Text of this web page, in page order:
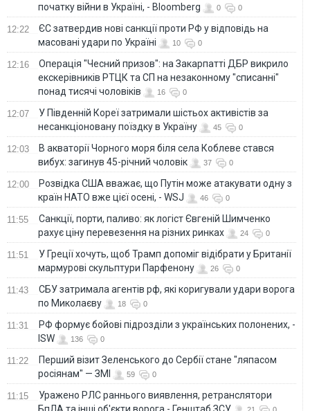
початку війни в Україні, - Bloomberg
0 0
12:22
ЄС затвердив нові санкції проти РФ у відповідь на
масовані удари по Україні
10 0
12:16
Операція "Чесний призов": на Закарпатті ДБР викрило
екскерівників РТЦК та СП на незаконному "списанні"
понад тисячі чоловіків
16 0
12:07
У Південній Кореї затримали шістьох активістів за
несанкціоновану поїздку в Україну
45 0
12:03
В акваторії Чорного моря біля села Коблеве стався
вибух: загинув 45-річний чоловік
37 0
12:00
Розвідка США вважає, що Путін може атакувати одну з
країн НАТО вже цієї осені, - WSJ
46 0
11:55
Санкції, порти, паливо: як логіст Євгеній Шимченко
рахує ціну перевезення на різних ринках
24 0
11:51
У Греції хочуть, щоб Трамп допоміг відібрати у Британії
мармурові скульптури Парфенону
26 0
11:43
СБУ затримала агентів рф, які коригували удари ворога
по Миколаєву
18 0
11:31
РФ формує бойові підрозділи з українських полонених, -
ISW
136 0
11:22
Перший візит Зеленського до Сербії стане "ляпасом
росіянам" — ЗМІ
59 0
11:15
Уражено РЛС раннього виявлення, ретранслятори
БпЛА та інші об'єкти ворога,- Генштаб ЗСУ